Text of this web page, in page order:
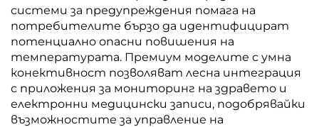
системи за предупреждения помага на
потребителите бързо да идентифицират
потенциално опасни повишения на
температурата. Премиум моделите с умна
конективност позволяват лесна интеграция
с приложения за мониторинг на здравето и
електронни медицински записи, подобрявайки
възможностите за управление на